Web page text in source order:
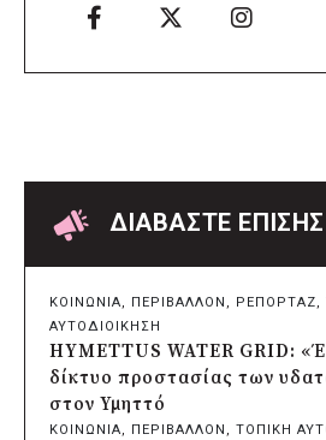
Δήμος Ελληνικού –
Seoul Smart City Prize 2026
δίκτυο ηλεκτροφωτισμού
πριν από 2 μέρες
Δήμος Πατρέων:
φωτιστικών μετά τη
της Αγυιάς
πριν από 2 μέρες
Δήμος Σαρωνικού:
εκκλησάκι της
Σωτήρος
ΔΙΑΒΑΣΤΕ ΕΠΙΣΗΣ
ΚΟΙΝΩΝΙΑ, ΠΕΡΙΒΑΛΛΟΝ , ΡΕΠΟΡΤΑΖ,
ΑΥΤΟΔΙΟΙΚΗΣΗ
HYMETTUS WATER GRID:
δίκτυο προστασίας των
στον Υμηττό
ΚΟΙΝΩΝΙΑ, ΠΕΡΙΒΑΛΛΟΝ , ΤΟΠΙΚΗ